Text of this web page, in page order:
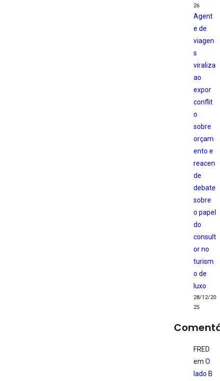
26
Agent
e de
viagen
s
viraliza
ao
expor
conflit
o
sobre
orçam
ento e
reacen
de
debate
sobre
o papel
do
consult
or no
turism
o de
luxo
28/12/20
25
FRED
em O
lado B